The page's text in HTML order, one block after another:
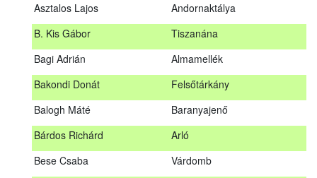
Asztalos Lajos
Andornaktálya
B. Kis Gábor
Tiszanána
Bagi Adrián
Almamellék
Bakondi Donát
Felsőtárkány
Balogh Máté
Baranyajenő
Bárdos Richárd
Arló
Bese Csaba
Várdomb
Az alábbiakban tesszük közzé a 2018. szeptember 19-én
megrendezett erdészeti szakszemélyzeti vizsgát sikeresen
teljesítők névsorát.
A sikeres vizsgáról szóló tanúsítványt postán küldjük meg. A